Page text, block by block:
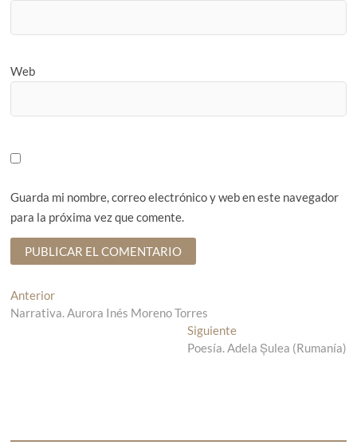
Web
Guarda mi nombre, correo electrónico y web en este navegador
para la próxima vez que comente.
N
a
Anterior
n
Narrativa. Aurora Inés Moreno Torres
SiguienteE
n
Poesía. Adela Șulea (Rumanía)